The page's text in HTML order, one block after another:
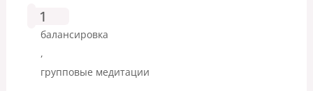
балансировка
,
групповые медитации
1